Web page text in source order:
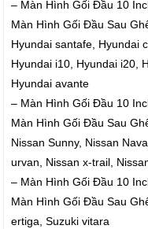
– Màn Hình Gối Đầu 10
Màn Hình Gối Đầu Sau
Hyundai santafe, Hyundai
Hyundai i10, Hyundai i20,
Hyundai avante
– Màn Hình Gối Đầu 10
Màn Hình Gối Đầu Sau
Nissan Sunny, Nissan
urvan, Nissan x-trail,
– Màn Hình Gối Đầu 10
Màn Hình Gối Đầu Sau
ertiga, Suzuki vitara